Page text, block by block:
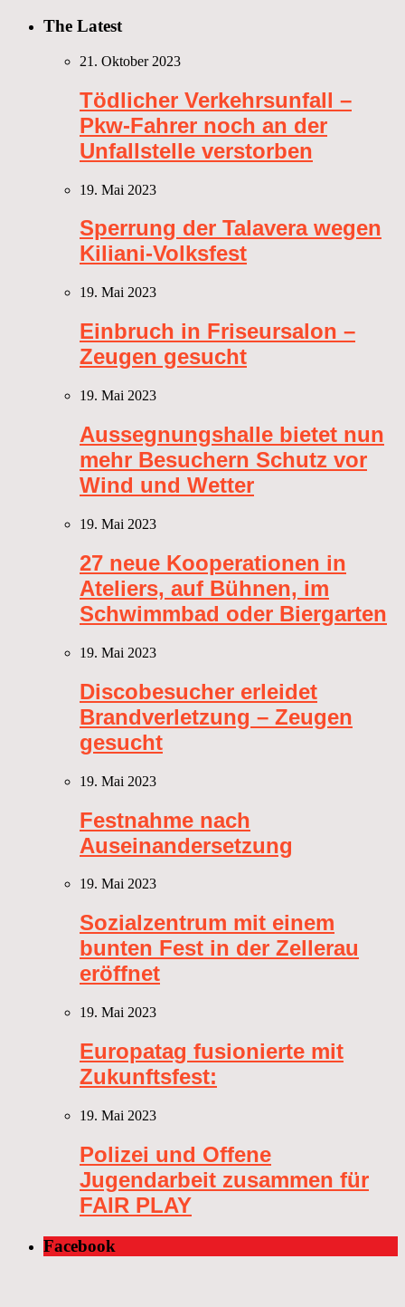
The Latest
21. Oktober 2023
Tödlicher Verkehrsunfall –
Pkw-Fahrer noch an der
Unfallstelle verstorben
19. Mai 2023
Sperrung der Talavera wegen
Kiliani-Volksfest
19. Mai 2023
Einbruch in Friseursalon –
Zeugen gesucht
19. Mai 2023
Aussegnungshalle bietet nun
mehr Besuchern Schutz vor
Wind und Wetter
19. Mai 2023
27 neue Kooperationen in
Ateliers, auf Bühnen, im
Schwimmbad oder Biergarten
19. Mai 2023
Discobesucher erleidet
Brandverletzung – Zeugen
gesucht
19. Mai 2023
Festnahme nach
Auseinandersetzung
19. Mai 2023
Sozialzentrum mit einem
bunten Fest in der Zellerau
eröffnet
19. Mai 2023
Europatag fusionierte mit
Zukunftsfest:
19. Mai 2023
Polizei und Offene
Jugendarbeit zusammen für
FAIR PLAY
Facebook